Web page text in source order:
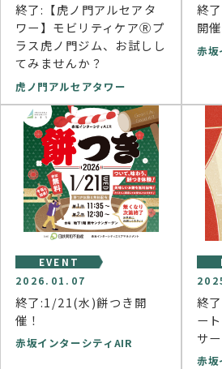
終了:【虎ノ門アルセアタ
ワー】モビリティケアⓇプ
ラス虎ノ門ジム、お試しし
てみませんか？
虎ノ門アルセアタワー
終
開催
赤坂
EVENT
2026.01.07
終了:1/21(水)餅つき開
催！
赤坂インターシティAIR
終
ー
サ
赤坂